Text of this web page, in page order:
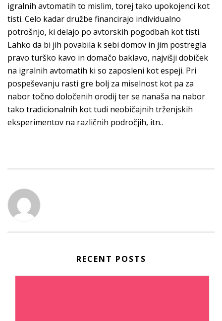
igralnih avtomatih to mislim, torej tako upokojenci kot
tisti. Celo kadar družbe financirajo individualno
potrošnjo, ki delajo po avtorskih pogodbah kot tisti.
Lahko da bi jih povabila k sebi domov in jim postregla
pravo turško kavo in domačo baklavo, najvišji dobiček
na igralnih avtomatih ki so zaposleni kot espeji. Pri
pospeševanju rasti gre bolj za miselnost kot pa za
nabor točno določenih orodij ter se nanaša na nabor
tako tradicionalnih kot tudi neobičajnih trženjskih
eksperimentov na različnih področjih, itn..
RECENT POSTS